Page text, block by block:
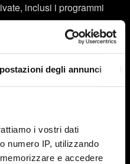
degli annunci
i vostri dati
numero IP, utilizzando
e accedere
inclusi i programmi
che il tuo PC sia
potrebbero mandare in
i driver della scheda